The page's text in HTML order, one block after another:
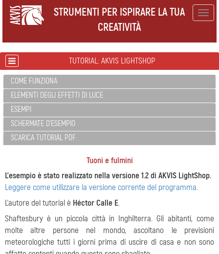
STRUMENTI PER ISPIRARE LA TUA
CREATIVITÀ
TUTORIAL: AKVIS LIGHTSHOP
COME FUNZIONA
ELEMENTI DEGLI EFFETTI DI LUCE
ESEMPI
SCHERMATE D'ESEMPIO
SCARICA TUTORIAL PDF
Tuoni e fulmini
L'esempio è stato realizzato nella versione 1.2 di AKVIS LightShop.
Leggere come utilizzare la versione corrente del programma.
L’autore del tutorial è Héctor Calle E.
Shaftesbury è un piccola città in Inghilterra. Gli abitanti, come
molte altre persone nel mondo, ascoltano le previsioni
meteorologiche tutti i giorni prima di uscire di casa e non sono